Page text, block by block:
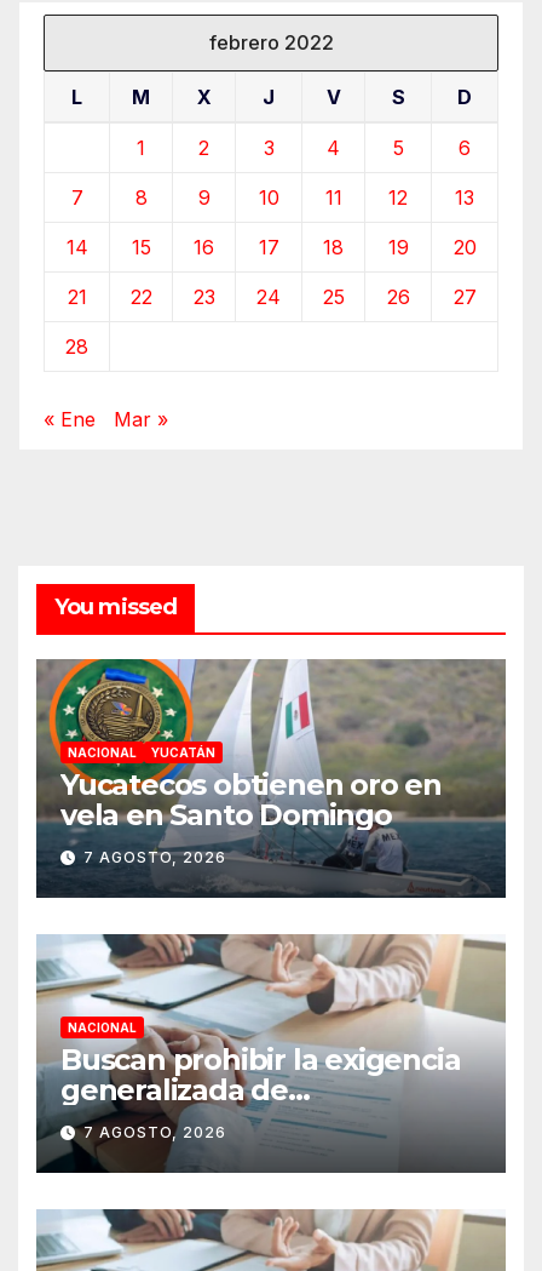
febrero 2022
L M X J V S D
1 2 3 4 5 6
7 8 9 10 11 12 13
14 15 16 17 18 19 20
21 22 23 24 25 26 27
28
« Ene Mar »
You missed
NACIONAL YUCATÁN
Yucatecos obtienen oro en
vela en Santo Domingo
7 AGOSTO, 2026
NACIONAL
Buscan prohibir la exigencia
generalizada de
antecedentes penales para
obtener empleo en México
7 AGOSTO, 2026